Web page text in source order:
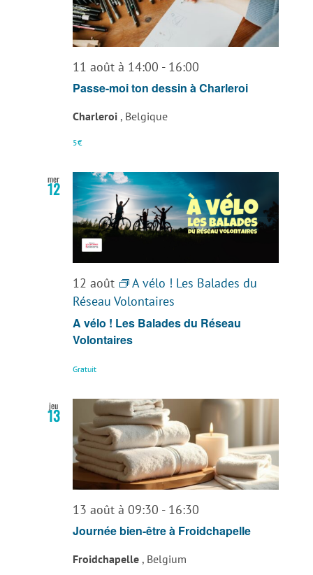
vues
11 août à 14:00 - 16:00
Passe-moi ton dessin à Charleroi
Charleroi , Belgique
5€
mer
12
12 août
A vélo ! Les Balades du
Réseau Volontaires
A vélo ! Les Balades du Réseau
Volontaires
Gratuit
jeu
13
13 août à 09:30 - 16:30
Journée bien-être à Froidchapelle
Froidchapelle , Belgium